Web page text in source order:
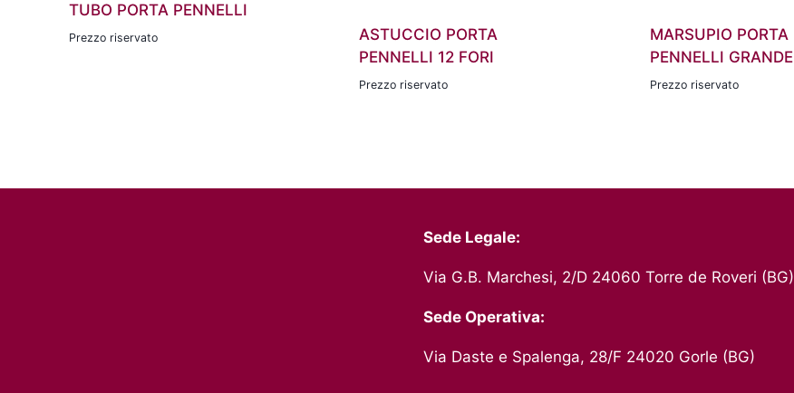
TUBO PORTA PENNELLI
Prezzo riservato
ASTUCCIO PORTA
PENNELLI 12 FORI
Prezzo riservato
MARSUPIO PORTA
PENNELLI GRANDE
Prezzo riservato
Sede Legale:
Via G.B. Marchesi, 2/D 24060 Torre de Roveri (BG)
Sede Operativa:
Via Daste e Spalenga, 28/F 24020 Gorle (BG)